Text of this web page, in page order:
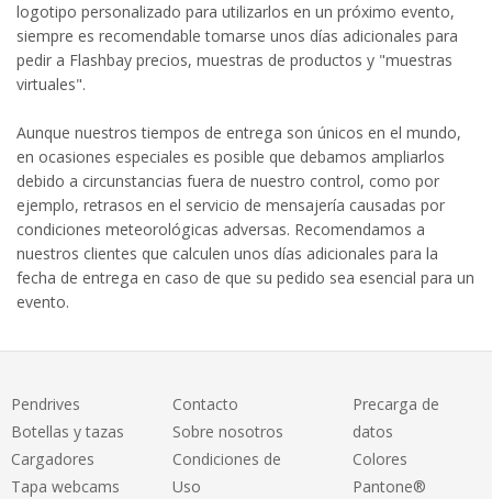
logotipo personalizado para utilizarlos en un próximo evento,
siempre es recomendable tomarse unos días adicionales para
pedir a Flashbay precios, muestras de productos y "muestras
virtuales".
Aunque nuestros tiempos de entrega son únicos en el mundo,
en ocasiones especiales es posible que debamos ampliarlos
debido a circunstancias fuera de nuestro control, como por
ejemplo, retrasos en el servicio de mensajería causadas por
condiciones meteorológicas adversas. Recomendamos a
nuestros clientes que calculen unos días adicionales para la
fecha de entrega en caso de que su pedido sea esencial para un
evento.
Pendrives
Botellas y tazas
Cargadores
Tapa webcams
Contacto
Sobre nosotros
Condiciones de
Uso
Precarga de
datos
Colores
Pantone®